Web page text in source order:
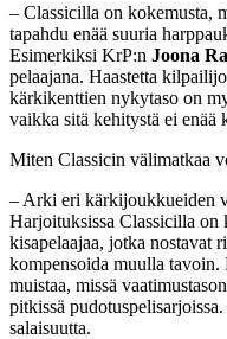
– Classicilla on kokemusta,
tapahdu enää suuria
Esimerkiksi KrP:n Joona
pelaajana. Haastetta
kärkikenttien nykytaso on
vaikka sitä kehitystä ei enää
Miten Classicin välimatkaa
– Arki eri kärkijoukkueiden
Harjoituksissa Classicilla
kisapelaajaa, jotka nostavat
kompensoida muulla tavoin.
muistaa, missä
pitkissä
salaisuutta.